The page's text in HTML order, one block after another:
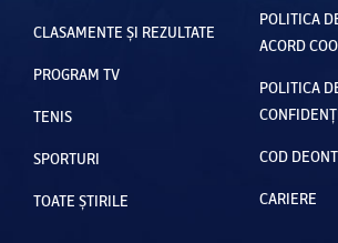
CLASAMENTE ȘI REZULTATE
PROGRAM TV
TENIS
SPORTURI
TOATE ȘTIRILE
POLITICA
ACORD
POLITICA
COD
CARIERE